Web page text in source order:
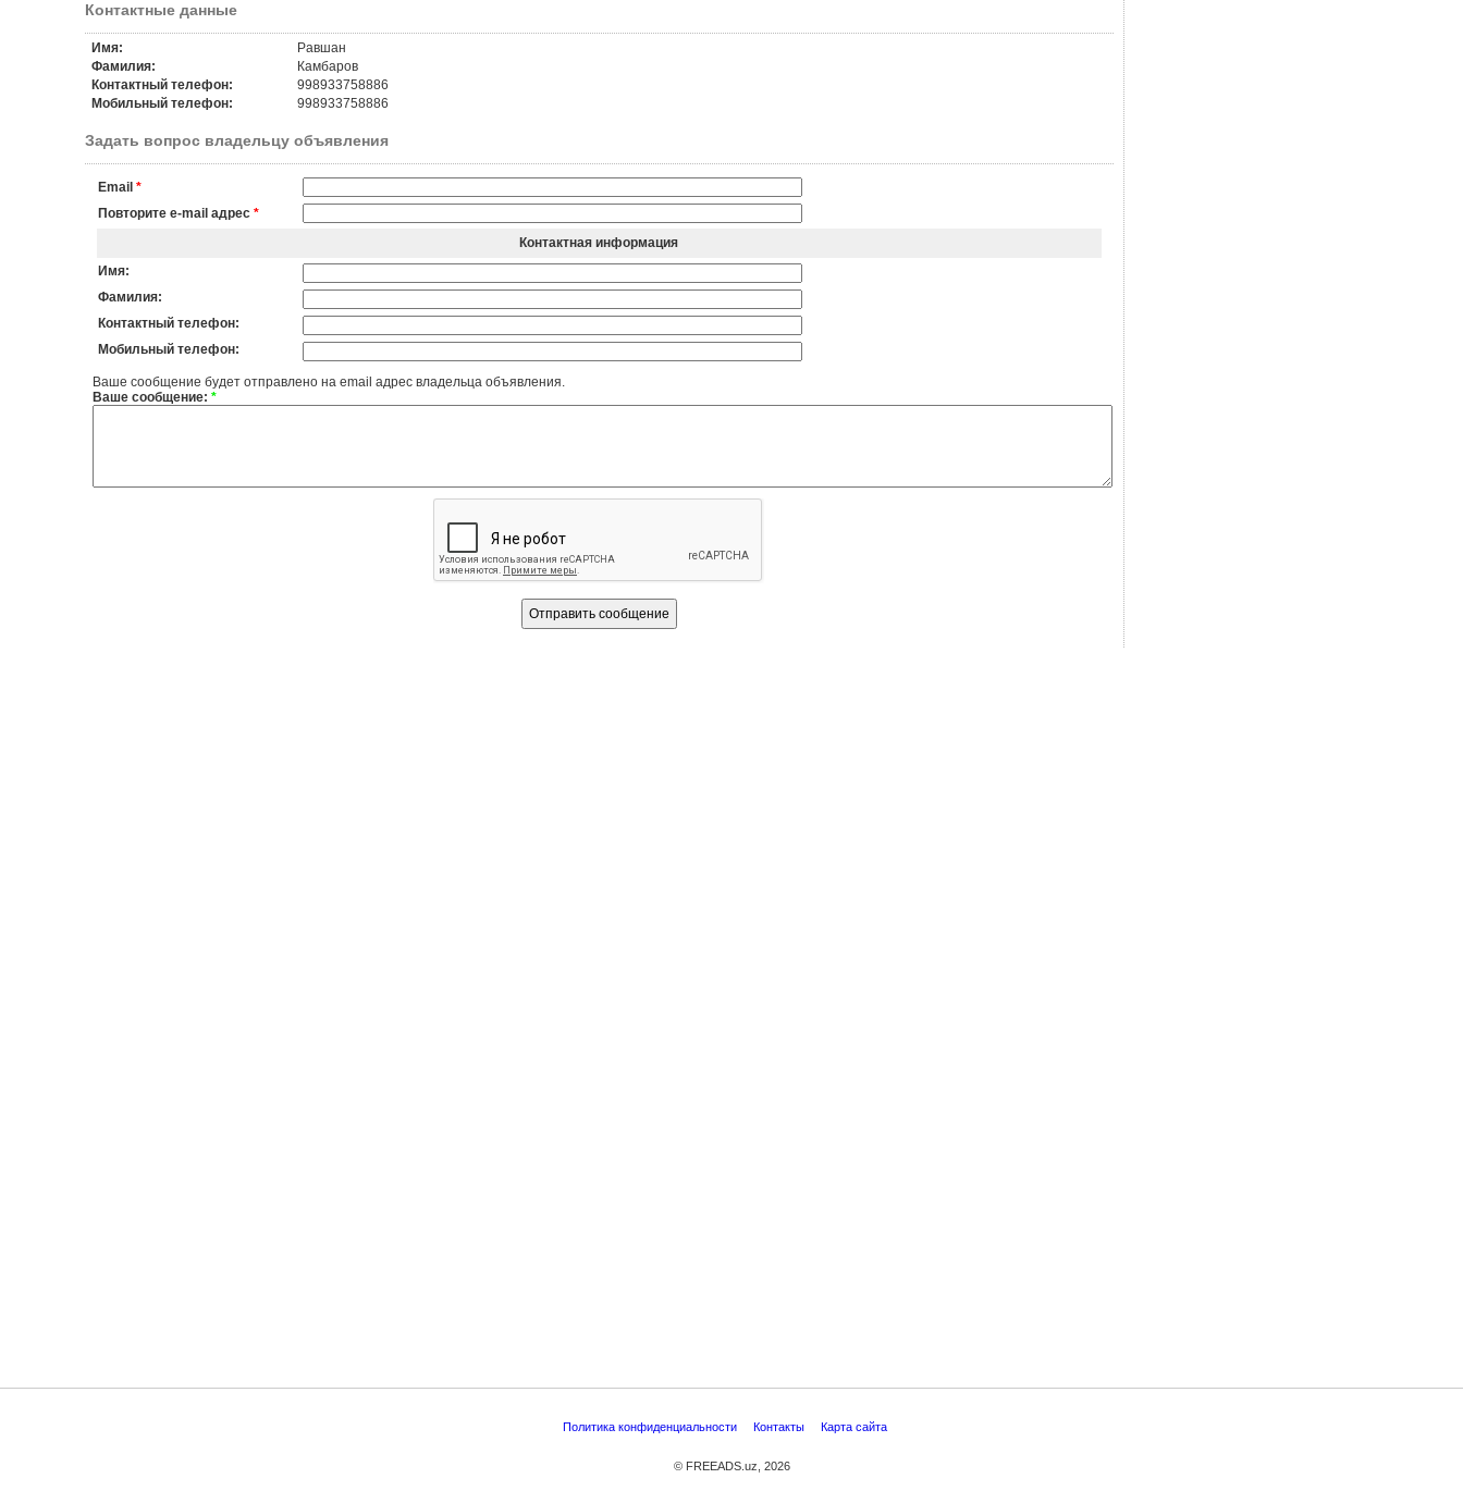
Контактные данные
Имя:
Равшан
Фамилия:
Камбаров
Контактный телефон:
998933758886
Мобильный телефон:
998933758886
Задать вопрос владельцу объявления
Email *
Повторите e-mail адрес *
Контактная информация
Имя:
Фамилия:
Контактный телефон:
Мобильный телефон:
Ваше сообщение будет отправлено на email адрес владельца объявления.
Ваше сообщение: *
Политика конфиденциальности Контакты Карта сайта
© FREEADS.uz, 2026